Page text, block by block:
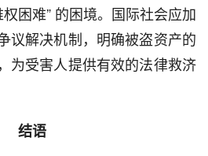
困难” 的困境。国际社会应加
议解决机制，明确被盗资产的
为受害人提供有效的法律救济
结语